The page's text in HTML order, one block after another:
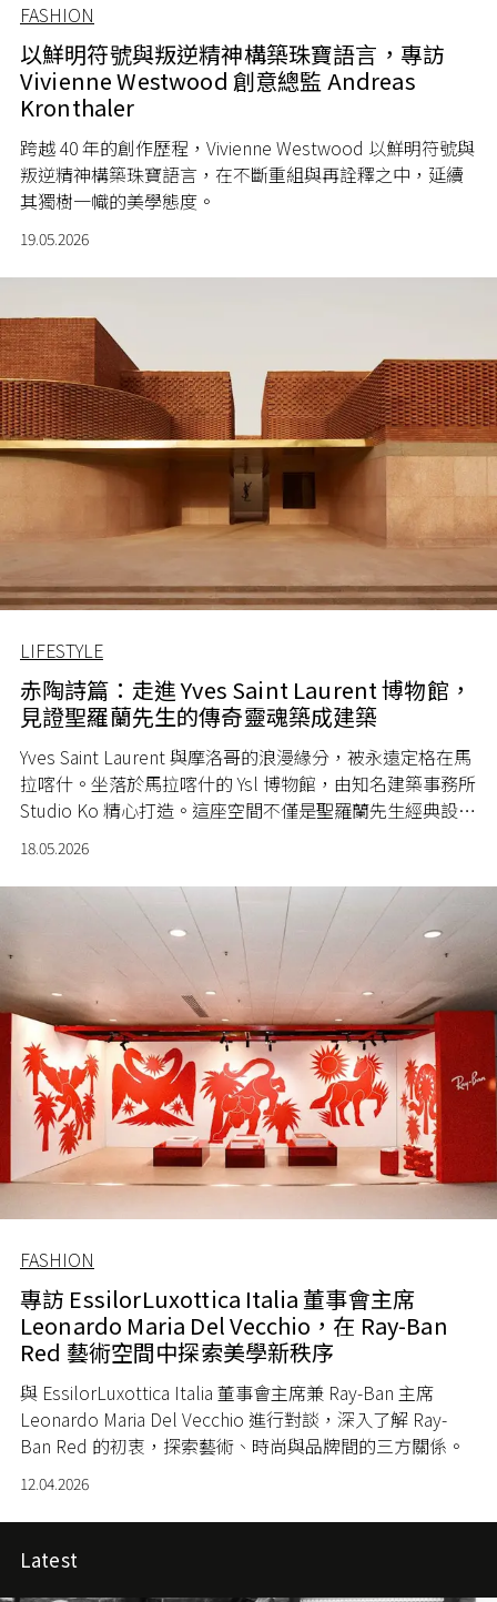
FASHION
以鮮明符號與叛逆精神構築珠寶語言，專訪
Vivienne Westwood 創意總監 Andreas
Kronthaler
跨越 40 年的創作歷程，Vivienne Westwood 以鮮明符號與
叛逆精神構築珠寶語言，在不斷重組與再詮釋之中，延續
其獨樹一幟的美學態度。
19.05.2026
LIFESTYLE
赤陶詩篇：走進 Yves Saint Laurent 博物館，
見證聖羅蘭先生的傳奇靈魂築成建築
Yves Saint Laurent與摩洛哥的浪漫緣分，被永遠定格在馬
拉喀什。坐落於馬拉喀什的 Ysl 博物館，由知名建築事務所
Studio Ko 精心打造。這座空間不僅是聖羅蘭先生經典設
計、珍貴影像與靈感草圖的永久歸宿，更透過定期更換的
展覽注入源源不絕的生命力。這不只是一座博物館，更是
聖羅蘭先生留給世界的一封瑰麗情書。
18.05.2026
FASHION
專訪 EssilorLuxottica Italia 董事會主席
Leonardo Maria Del Vecchio，在 Ray-Ban
Red 藝術空間中探索美學新秩序
與 EssilorLuxottica Italia 董事會主席兼 Ray-Ban 主席
Leonardo Maria Del Vecchio 進行對談，深入了解 Ray-
Ban Red 的初衷，探索藝術、時尚與品牌間的三方關係。
12.04.2026
Latest